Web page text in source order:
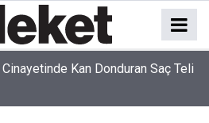
Kan Donduran Saç Teli